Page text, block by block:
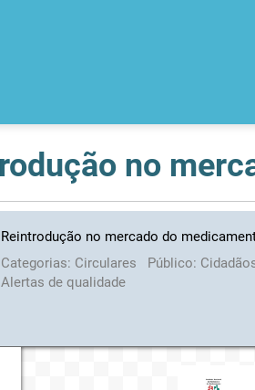
Reintrodução no mercado do
Categorias: Circulares Público:
Alertas de qualidade